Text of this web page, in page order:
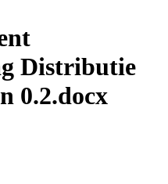
Distributie
0.2.docx